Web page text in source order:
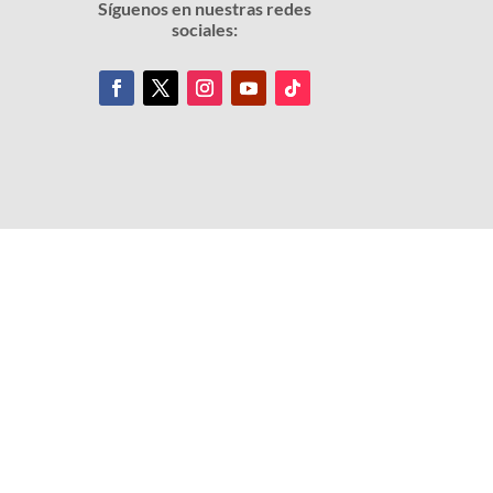
Síguenos en nuestras redes
sociales: